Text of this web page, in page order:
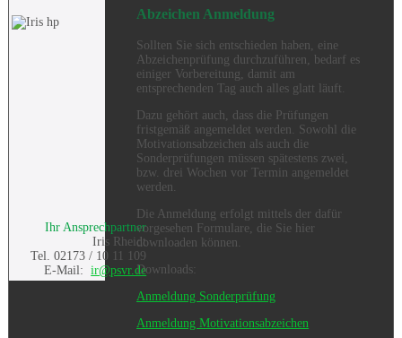
Ihr Ansprechpartner
Iris Rheidt
Tel. 02173 / 10 11 109
E-Mail:ir@psvr.de
Abzeichen Anmeldung
Sollten Sie sich entschieden haben, eine
Abzeichenprüfung durchzuführen, bedarf es
einiger Vorbereitung, damit am
entsprechenden Tag auch alles glatt läuft.
Dazu gehört auch, dass die Prüfungen
fristgemäß angemeldet werden. Sowohl die
Motivationsabzeichen als auch die
Sonderprüfungen müssen spätestens zwei,
bzw. drei Wochen vor Termin angemeldet
werden.
Die Anmeldung erfolgt mittels der dafür
vorgesehen Formulare, die Sie hier
downloaden können.
Downloads:
Anmeldung Sonderprüfung
Anmeldung Motivationsabzeichen